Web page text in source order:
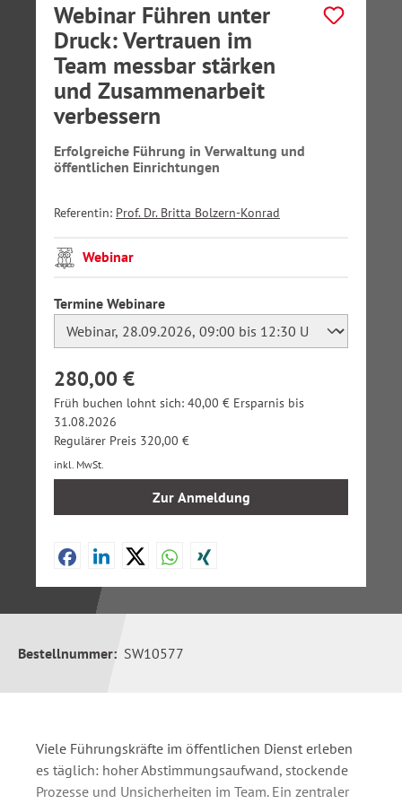
Webinar Führen unter
Druck: Vertrauen im
Team messbar stärken
und Zusammenarbeit
verbessern
Erfolgreiche Führung in Verwaltung und
öffentlichen Einrichtungen
Referentin: Prof. Dr. Britta Bolzern-Konrad
Webinar
Termine Webinareauswählen
280,00 €
Früh buchen lohnt sich: 40,00 € Ersparnis bis
31.08.2026
Regulärer Preis 320,00 €
inkl. MwSt.
Zur Anmeldung
Bestellnummer: SW10577
Viele Führungskräfte im öffentlichen Dienst erleben
es täglich: hoher Abstimmungsaufwand, stockende
Prozesse und Unsicherheiten im Team. Ein zentraler